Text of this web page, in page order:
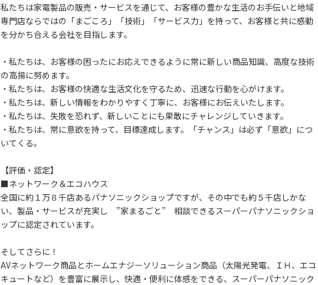
私たちは家電製品の販売・サービスを通じて、お客様の豊かな生活のお手伝いと地域
専門店ならではの「まごころ」「技術」「サービス力」を持って、お客様と共に感動
を分かち合える会社を目指します。
・私たちは、お客様の困ったにお応えできるように常に新しい商品知識、高度な技術
の高揚に努めます。
・私たちは、お客様の快適な生活文化を守るため、迅速な行動を心がけます。
・私たちは、新しい情報をわかりやすく丁寧に、お客様にお伝えいたします。
・私たちは、失敗を恐れず、新しいことにも果敢にチャレンジしていきます。
・私たちは、常に意欲を持って、目標達成します。「チャンス」は必ず「意欲」につ
いてくる。
【評価・認定】
■ネットワーク＆エコハウス
全国に約１万８千店あるパナソニックショップですが、その中でも約５千店しかな
い、製品・サービスが充実し ”家まるごと” 相談できるスーパーパナソニックショ
ップに認定されています。
そしてさらに！
AVネットワーク商品とホームエナジーソリューション商品（太陽光発電、ＩＨ、エコ
キュートなど）を豊富に展示し、快適・便利に体感をできる、スーパーパナソニック